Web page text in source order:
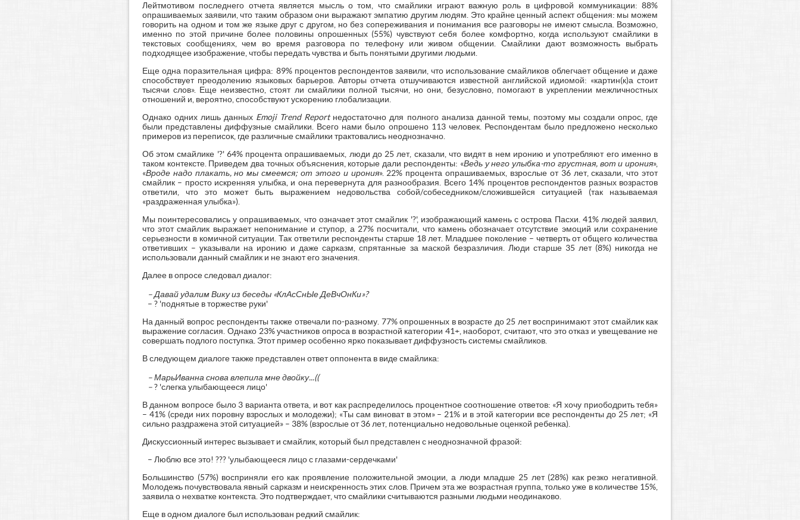
Лейтмотивом последнего отчета является мысль о том, что смайлики играют важную роль в цифровой коммуникации: 88%
опрашиваемых заявили, что таким образом они выражают эмпатию другим людям. Это крайне ценный аспект общения: мы можем
говорить на одном и том же языке друг с другом, но без сопереживания и понимания все разговоры не имеют смысла. Возможно,
именно по этой причине более половины опрошенных (55%) чувствуют себя более комфортно, когда используют смайлики в
текстовых сообщениях, чем во время разговора по телефону или живом общении. Смайлики дают возможность выбрать
подходящее изображение, чтобы передать чувства и быть понятыми другими людьми.
Еще одна поразительная цифра: 89% процентов респондентов заявили, что использование смайликов облегчает общение и даже
способствует преодолению языковых барьеров. Авторы отчета отшучиваются известной английской идиомой: «картин(к)а стоит
тысячи слов». Еще неизвестно, стоят ли смайлики полной тысячи, но они, безусловно, помогают в укреплении межличностных
отношений и, вероятно, способствуют ускорению глобализации.
Однако одних лишь данных Emoji Trend Reportнедостаточно для полного анализа данной темы, поэтому мы создали опрос, где
были представлены диффузные смайлики. Всего нами было опрошено 113 человек. Респондентам было предложено несколько
примеров из переписок, где различные смайлики трактовались неоднозначно.
Об этом смайлике '?' 64% процента опрашиваемых, люди до 25 лет, сказали, что видят в нем иронию и употребляют его именно в
таком контексте. Приведем два точных объяснения, которые дали респонденты: «Ведь у него улыбка-то грустная, вот и ирония»,
«Вроде надо плакать, но мы смеемся; от этого и ирония». 22% процента опрашиваемых, взрослые от 36 лет, сказали, что этот
смайлик – просто искренняя улыбка, и она перевернута для разнообразия. Всего 14% процентов респондентов разных возрастов
ответили, что это может быть выражением недовольства собой/собеседником/сложившейся ситуацией (так называемая
«раздраженная улыбка»).
Мы поинтересовались у опрашиваемых, что означает этот смайлик '?', изображающий камень с острова Пасхи. 41% людей заявил,
что этот смайлик выражает непонимание и ступор, а 27% посчитали, что камень обозначает отсутствие эмоций или сохранение
серьезности в комичной ситуации. Так ответили респонденты старше 18 лет. Младшее поколение – четверть от общего количества
ответивших – указывали на иронию и даже сарказм, спрятанные за маской безразличия. Люди старше 35 лет (8%) никогда не
использовали данный смайлик и не знают его значения.
Далее в опросе следовал диалог:
– Давай удалим Вику из беседы «КлАсСнЫе ДеВчОнКи»?
– ? 'поднятые в торжестве руки'
На данный вопрос респонденты также отвечали по-разному. 77% опрошенных в возрасте до 25 лет воспринимают этот смайлик как
выражение согласия. Однако 23% участников опроса в возрастной категории 41+, наоборот, считают, что это отказ и увещевание не
совершать подлого поступка. Этот пример особенно ярко показывает диффузность системы смайликов.
В следующем диалоге также представлен ответ оппонента в виде смайлика:
–МарьИванна снова влепила мне двойку...((
–? 'слегка улыбающееся лицо'
В данном вопросе было 3 варианта ответа, и вот как распределилось процентное соотношение ответов: «Я хочу приободрить тебя»
– 41% (среди них поровну взрослых и молодежи); «Ты сам виноват в этом» – 21% и в этой категории все респонденты до 25 лет; «Я
сильно раздражена этой ситуацией» – 38% (взрослые от 36 лет, потенциально недовольные оценкой ребенка).
Дискуссионный интерес вызывает и смайлик, который был представлен с неоднозначной фразой:
– Люблю все это! ??? 'улыбающееся лицо с глазами-сердечками'
Большинство (57%) восприняли его как проявление положительной эмоции, а люди младше 25 лет (28%) как резко негативной.
Молодежь почувствовала явный сарказм и неискренность этих слов. Причем эта же возрастная группа, только уже в количестве 15%,
заявила о нехватке контекста. Это подтверждает, что смайлики считываются разными людьми неодинаково.
Еще в одном диалоге был использован редкий смайлик: